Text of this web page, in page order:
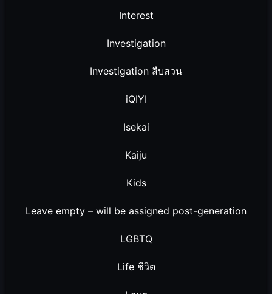
Interest
Investigation
Investigation สืบสวน
iQIYI
Isekai
Kaiju
Kids
Leave empty – will be assigned post-generation
LGBTQ
Life ชีวิต